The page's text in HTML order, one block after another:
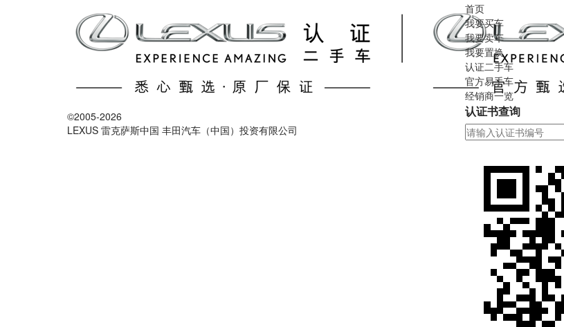
©2005-2026
LEXUS 雷克萨斯中国 丰田汽车（中国）投资有限公司
首页
我要买车
我要卖车
我要置换
认证二手车
官方易手车
经销商一览
认证书查询